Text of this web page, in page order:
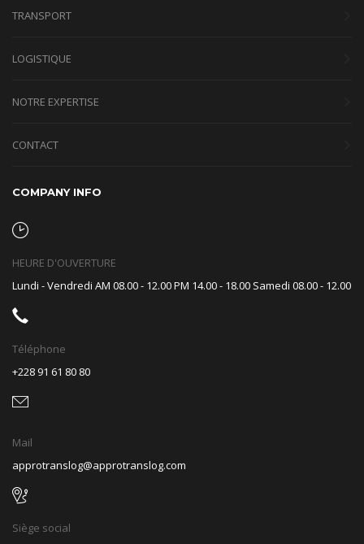
TRANSPORT
LOGISTIQUE
NOTRE EXPERTISE
CONTACT
COMPANY INFO
HEURE D'OUVERTURE
Lundi - Vendredi AM 08.00 - 12.00 PM 14.00 - 18.00 Samedi 08.00 - 12.00
Téléphone
+228 91 61 80 80
Mail
approtranslog@approtranslog.com
Siège social